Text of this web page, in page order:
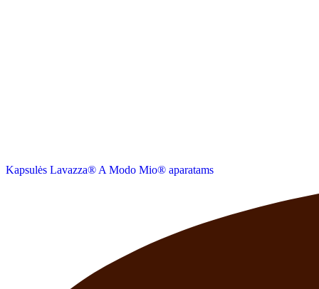
Kapsulės Lavazza® A Modo Mio® aparatams